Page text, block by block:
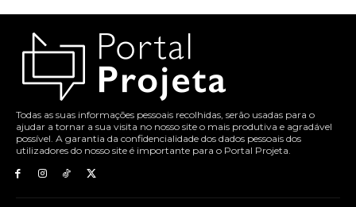
Todas as suas informações pessoais recolhidas, serão usadas para o
ajudar a tornar a sua visita no nosso site o mais produtiva e agradável
possível. A garantia da confidencialidade dos dados pessoais dos
utilizadores do nosso site é importante para o Portal Projeta.